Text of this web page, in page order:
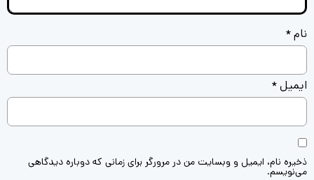
نام*
ایمیل*
ذخیره نام، ایمیل و وبسایت من در مرورگر برای زمانی که دوباره دیدگاهی
می‌نویسم.